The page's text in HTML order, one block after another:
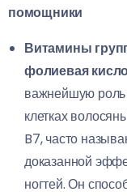
помощники
Витамины
фолиевая
важнейшую роль
клетках
B7, часто
доказанной
ногтей. Он